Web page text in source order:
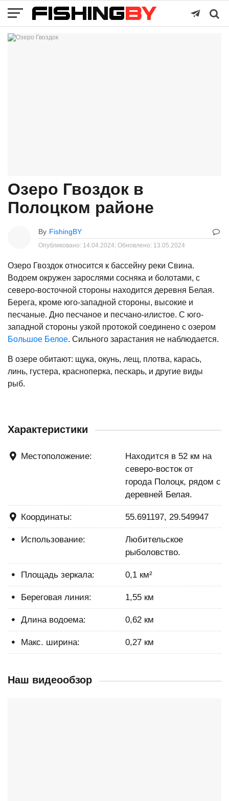
Озеро Гвоздок в
Полоцком районе
By FishingBY
Опубликовано: 14.04.2024; Обновлено: 13.05.2024
Озеро Гвоздок относится к бассейну реки Свина.
Водоем окружен зарослями сосняка и болотами, с
северо-восточной стороны находится деревня Белая.
Берега, кроме юго-западной стороны, высокие и
песчаные. Дно песчаное и песчано-илистое. С юго-
западной стороны узкой протокой соединено с озером
Большое Белое. Сильного зарастания не наблюдается.
В озере обитают: щука, окунь, лещ, плотва, карась,
линь, густера, красноперка, пескарь, и другие виды
рыб.
Характеристики
Местоположение:
Находится в 52 км на
северо-восток от
города Полоцк, рядом с
деревней Белая.
Координаты: 55.691197, 29.549947
Использование:
Любительское
рыболовство.
Площадь зеркала: 0,1 км²
Береговая линия: 1,55 км
Длина водоема: 0,62 км
Макс. ширина: 0,27 км
Наш видеообзор